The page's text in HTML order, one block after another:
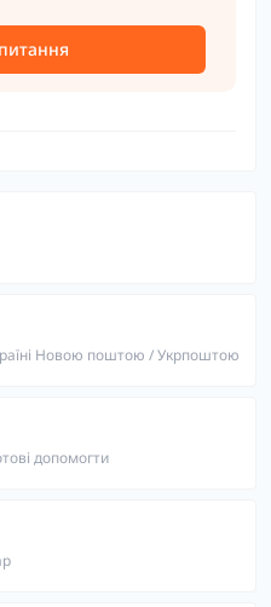
Новою поштою / Укрпоштою
допомогти